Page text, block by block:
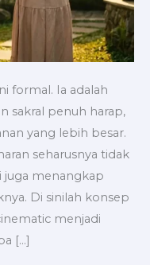
formal. Ia adalah
sakral penuh harap,
yang lebih besar.
seharusnya tidak
juga menangkap
Di sinilah konsep
menjadi
[…]